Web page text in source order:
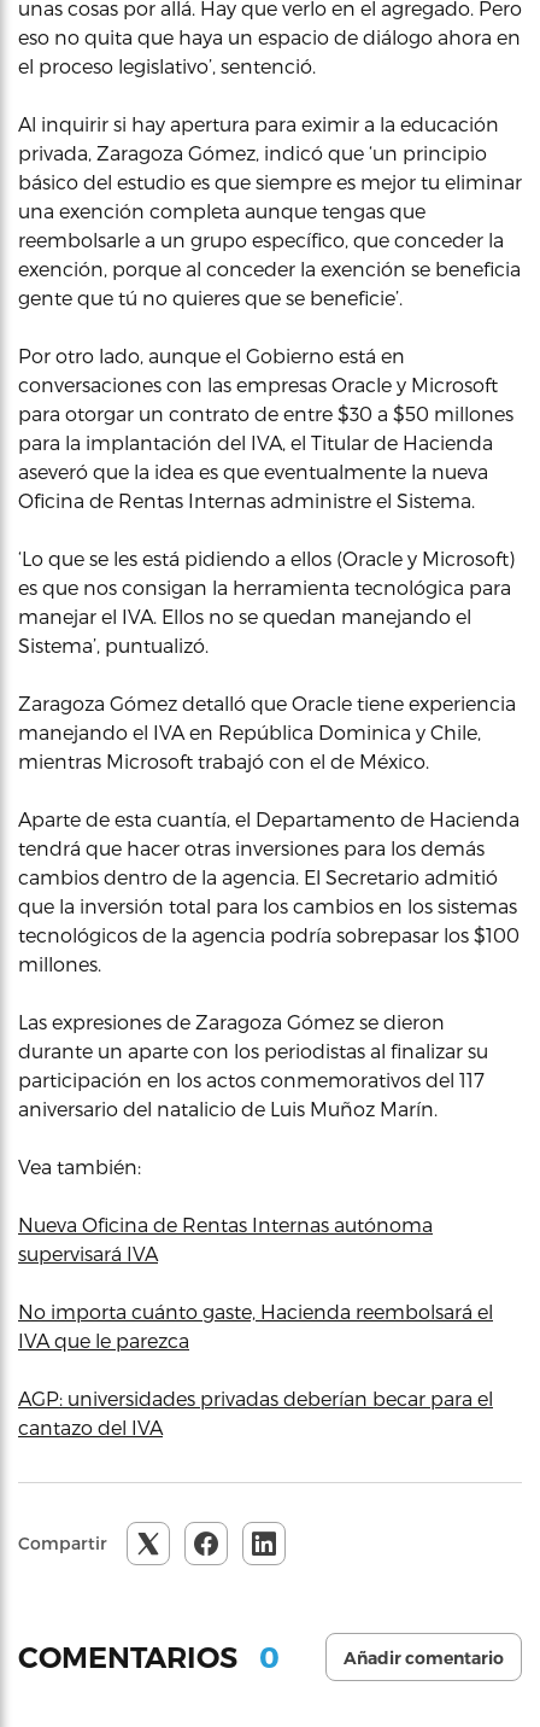
unas cosas por allá. Hay que verlo en el agregado. Pero
eso no quita que haya un espacio de diálogo ahora en
el proceso legislativo’, sentenció.
Al inquirir si hay apertura para eximir a la educación
privada, Zaragoza Gómez, indicó que ‘un principio
básico del estudio es que siempre es mejor tu eliminar
una exención completa aunque tengas que
reembolsarle a un grupo específico, que conceder la
exención, porque al conceder la exención se beneficia
gente que tú no quieres que se beneficie’.
Por otro lado, aunque el Gobierno está en
conversaciones con las empresas Oracle y Microsoft
para otorgar un contrato de entre $30 a $50 millones
para la implantación del IVA, el Titular de Hacienda
aseveró que la idea es que eventualmente la nueva
Oficina de Rentas Internas administre el Sistema.
‘Lo que se les está pidiendo a ellos (Oracle y Microsoft)
es que nos consigan la herramienta tecnológica para
manejar el IVA. Ellos no se quedan manejando el
Sistema’, puntualizó.
Zaragoza Gómez detalló que Oracle tiene experiencia
manejando el IVA en República Dominica y Chile,
mientras Microsoft trabajó con el de México.
Aparte de esta cuantía, el Departamento de Hacienda
tendrá que hacer otras inversiones para los demás
cambios dentro de la agencia. El Secretario admitió
que la inversión total para los cambios en los sistemas
tecnológicos de la agencia podría sobrepasar los $100
millones.
Las expresiones de Zaragoza Gómez se dieron
durante un aparte con los periodistas al finalizar su
participación en los actos conmemorativos del 117
aniversario del natalicio de Luis Muñoz Marín.
Vea también:
Nueva Oficina de Rentas Internas autónoma
supervisará IVA
No importa cuánto gaste, Hacienda reembolsará el
IVA que le parezca
AGP: universidades privadas deberían becar para el
cantazo del IVA
Compartir
COMENTARIOS 0 Añadir comentario